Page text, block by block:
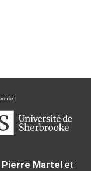
Pierre Martel et